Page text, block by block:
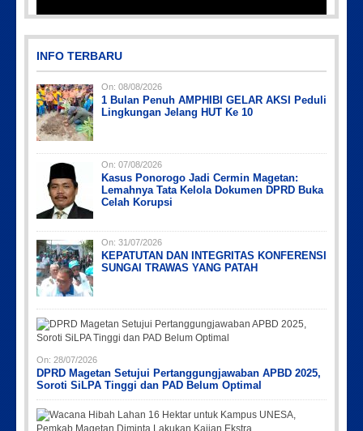
INFO TERBARU
On: 08/08/2026
1 Bulan Penuh AMPHIBI GELAR AKSI Peduli
Lingkungan Jelang HUT Ke 10
On: 07/08/2026
Kasus Ponorogo Jadi Cermin Magetan:
Lemahnya Tata Kelola Dokumen DPRD Buka
Celah Korupsi
On: 31/07/2026
KEPATUTAN DAN INTEGRITAS KONFERENSI
SUNGAI TRAWAS YANG PATAH
On: 28/07/2026
DPRD Magetan Setujui Pertanggungjawaban APBD 2025,
Soroti SiLPA Tinggi dan PAD Belum Optimal